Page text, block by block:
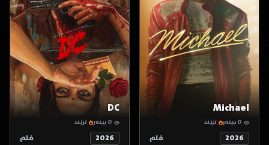
Michael
0 بینەر ترێند
2026 فلم
DC
0 بینەر ترێند
2026 فلم